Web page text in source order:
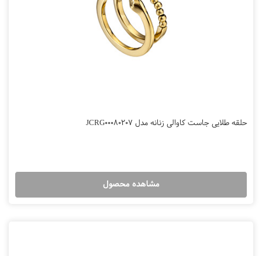
حلقه طلایی جاست کاوالی زنانه مدل JCRG00080207
مشاهده محصول